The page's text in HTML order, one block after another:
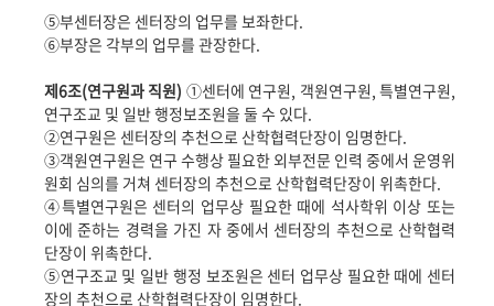
⑤부센터장은 센터장의 업무를 보좌한다.
⑥부장은 각부의 업무를 관장한다.
제6조(연구원과 직원) ①센터에 연구원, 객원연구원,특별연구원,
연구조교 및 일반 행정보조원을 둘 수 있다.
②연구원은 센터장의 추천으로 산학협력단장이 임명한다.
③객원연구원은 연구 수행상 필요한 외부전문 인력 중에서 운영위
원회 심의를 거쳐 센터장의 추천으로 산학협력단장이 위촉한다.
④특별연구원은 센터의 업무상 필요한 때에 석사학위 이상 또는
이에 준하는 경력을 가진 자 중에서 센터장의 추천으로 산학협력
단장이 위촉한다.
⑤연구조교 및 일반 행정 보조원은 센터 업무상 필요한 때에 센터
장의 추천으로 산학협력단장이 임명한다.